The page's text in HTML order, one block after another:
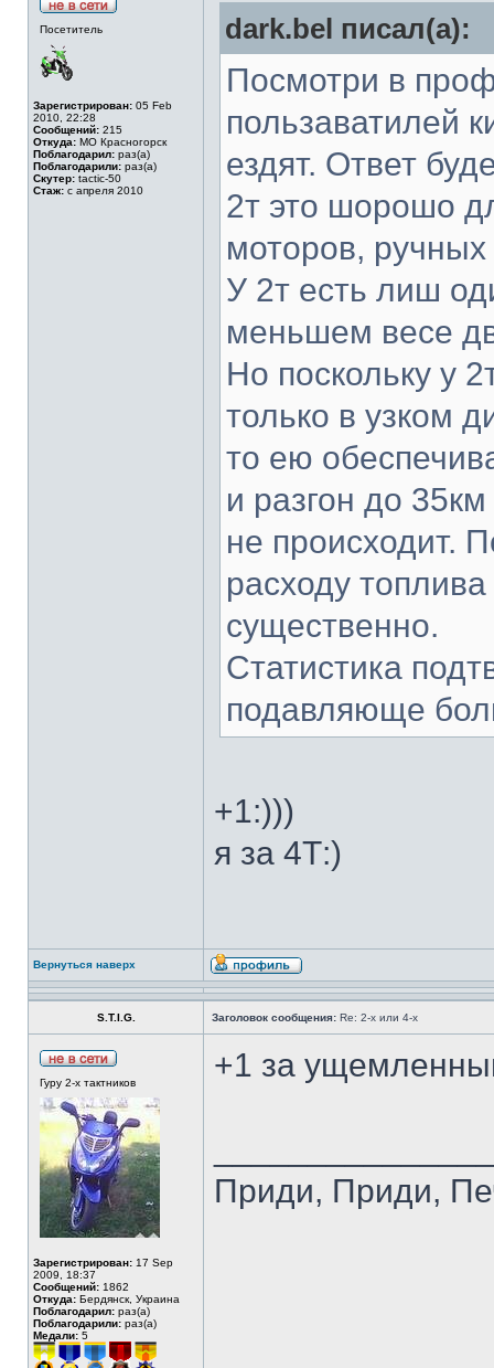
Посетитель
Зарегистрирован: 05 Feb
2010, 22:28
Сообщений: 215
Откуда: МО Красногорск
Поблагодарил: раз(а)
Поблагодарили: раз(а)
Скутер: tactic-50
Стаж: c апреля 2010
dark.bel писал(а):
Посмотри в
пользаватилей
ездят. Ответ
2т это шорошо
моторов, ручных
У 2т есть лиш
меньшем весе
Но поскольку у
только в узком
то ею
и разгон до
не происходит.
расходу
существенно.
Статистика
подавляюще
+1:)))
я за 4Т:)
Вернуться наверх
S.T.I.G. Заголовок сообщения: Re: 2-х или 4-х
Гуру 2-х тактников
Зарегистрирован: 17 Sep
2009, 18:37
Сообщений: 1862
Откуда: Бердянск, Украина
Поблагодарил: раз(а)
Поблагодарили: раз(а)
Медали: 5
+1 за
Приди, Приди,